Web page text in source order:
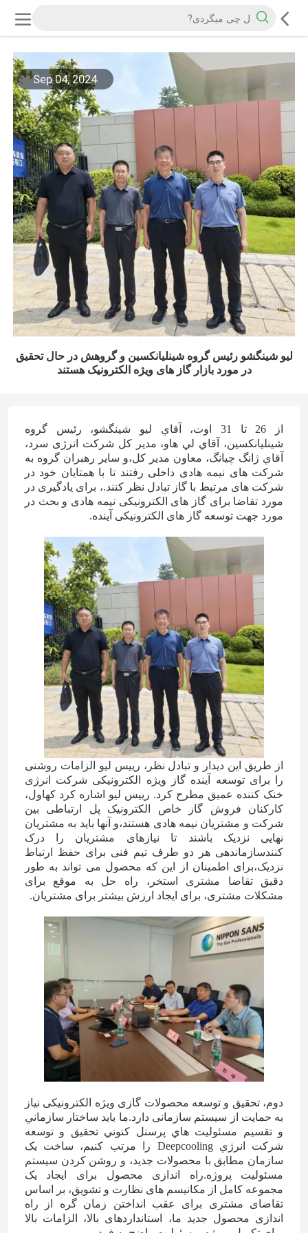
Sep 04, 2024
لیو شینگشو رئیس گروه شینلیانکسین و گروهش در حال تحقیق
در مورد بازار گاز های ویژه الکترونیک هستند
از 26 تا 31 اوت، آقاي ليو شينگشو، رئيس گروه
شينليانکسين، آقاي لي هاو، مدير کل شرکت انرژی سرد،
آقاي ژانگ چيانگ، معاون مدير کل،و سایر رهبران گروه به
شرکت های نیمه هادی داخلی رفتند تا با همتایان خود در
شرکت های مرتبط با گاز تبادل نظر کنند.، برای یادگیری در
مورد تقاضا برای گاز های الکترونیکی نیمه هادی و بحث در
مورد جهت توسعه گاز های الکترونیکی آینده.
از طریق این دیدار و تبادل نظر، رییس لیو الزامات روشنی
را برای توسعه آینده گاز ویژه الکترونیکی شرکت انرژی
خنک کننده عمیق مطرح کرد. رییس لیو اشاره کرد کهاول،
کارکنان فروش گاز خاص الکترونیک پل ارتباطی بین
شرکت و مشتریان نیمه هادی هستند،و آنها باید به مشتریان
نهایی نزدیک باشند تا نیازهای مشتریان را درک
کنندسازماندهی هر دو طرف تیم فنی برای حفظ ارتباط
نزدیک،برای اطمینان از این که محصول می تواند به طور
دقیق تقاضا مشتری استخر، راه حل به موقع برای
مشکلات مشتری، برای ایجاد ارزش بیشتر برای مشتریان.
دوم، تحقیق و توسعه محصولات گازی ویژه الکترونیکی نیاز
به حمایت از سیستم سازمانی دارد.ما بايد ساختار سازماني
و تقسيم مسئوليت هاي پرسنل کنوني تحقیق و توسعه
شرکت انرژي Deepcooling را مرتب کنيم، ساخت یک
سازمان مطابق با محصولات جدید، و روشن کردن سیستم
مسئولیت پروژه.راه اندازی محصول برای ایجاد یک
مجموعه کامل از مکانیسم های نظارت و تشویق، بر اساس
تقاضای مشتری برای عقب انداختن زمان گره از راه
اندازی محصول جدید ما، استانداردهای بالا، الزامات بالا